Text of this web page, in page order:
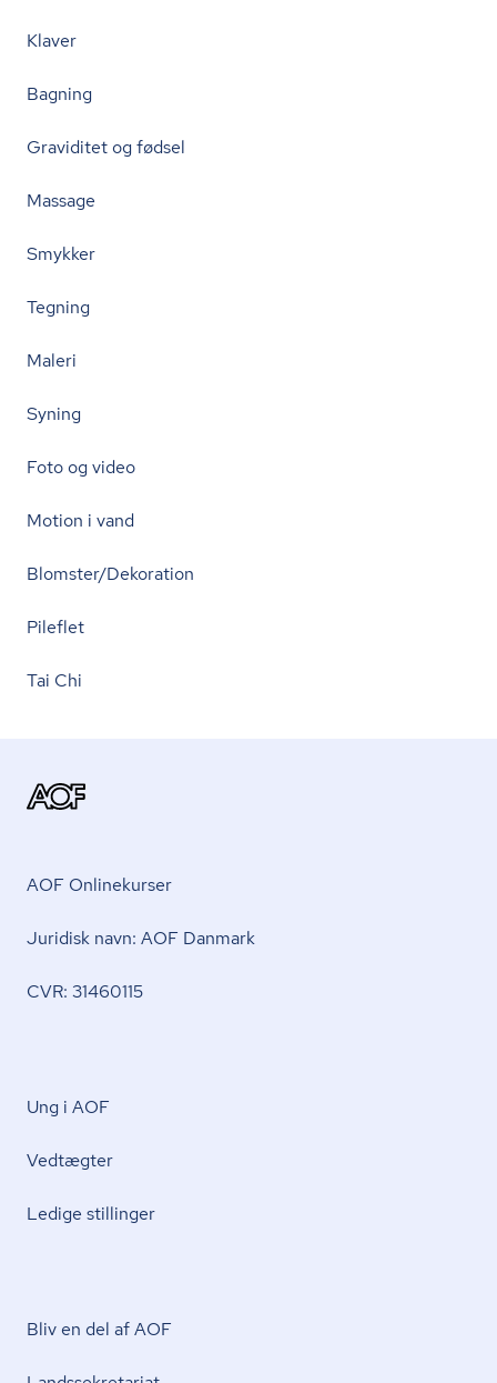
Klaver
Bagning
Graviditet og fødsel
Massage
Smykker
Tegning
Maleri
Syning
Foto og video
Motion i vand
Blomster/Dekoration
Pileflet
Tai Chi
AOF Onlinekurser
Juridisk navn: AOF Danmark
CVR: 31460115
Ung i AOF
Vedtægter
Ledige stillinger
Bliv en del af AOF